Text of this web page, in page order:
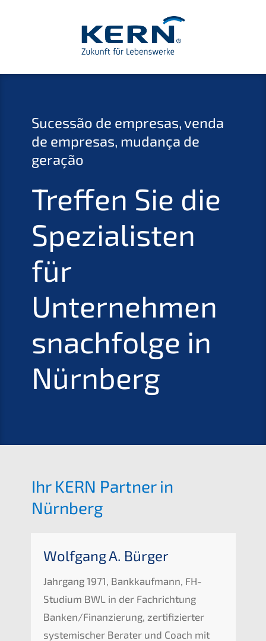
Suces­são de empre­sas, venda
de empre­sas, mudan­ça de
geração
Treffen Sie die
Spezia­lis­ten
für
Unternehmen
s­nachfolge in
Nürnberg
Ihr KERN Partner in
Nürnberg
Wolfgang A. Bürger
Jahrgang 1971, Bankkauf­mann, FH-
Studi­um BWL in der Fachrich­tung
Banken/Finanzierung, zerti­fi­zier­ter
syste­mi­scher Berater und Coach mit